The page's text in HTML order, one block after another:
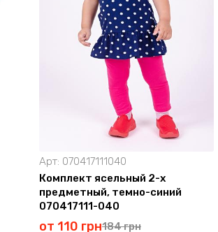
Арт: 070417111040
Комплект ясельный 2-х
предметный, темно-синий
070417111-040
от 110 грн184 грн